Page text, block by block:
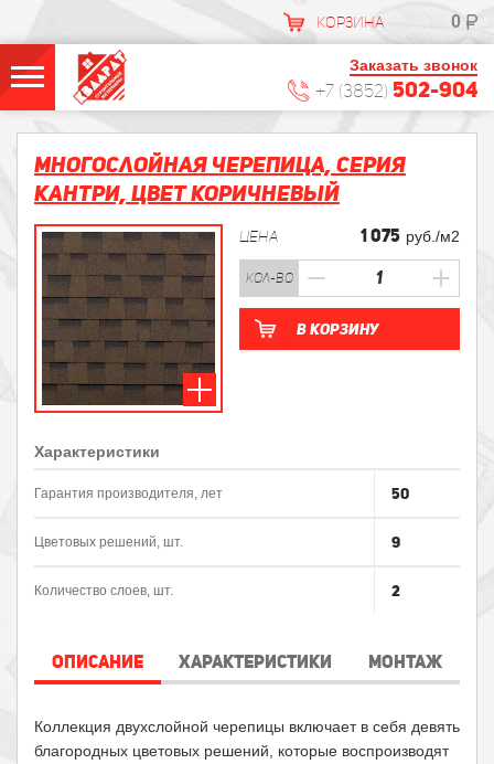
КОРЗИНА 0
Заказать звонок
+7 (3852) 502-904
Многослойная черепица, Серия
КАНТРИ, Цвет Коричневый
ЦЕНА 1 075 руб./м2
кол-во
В корзину
Характеристики
Гарантия производителя, лет 50
Цветовых решений, шт. 9
Количество слоев, шт. 2
ОПИСАНИЕ ХАРАКТЕРИСТИКИ МОНТАЖ
Коллекция двухслойной черепицы включает в себя девять
благородных цветовых решений, которые воспроизводят